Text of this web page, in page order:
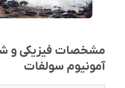
مشخصات فیزیکی و
آمونیوم سولفات